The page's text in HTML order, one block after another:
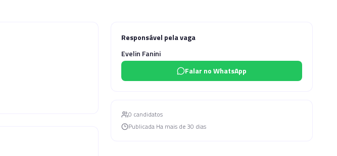
Responsável pela vaga
Evelin Fanini
Falar no WhatsApp
0 candidatos
Publicada Ha mais de 30 dias